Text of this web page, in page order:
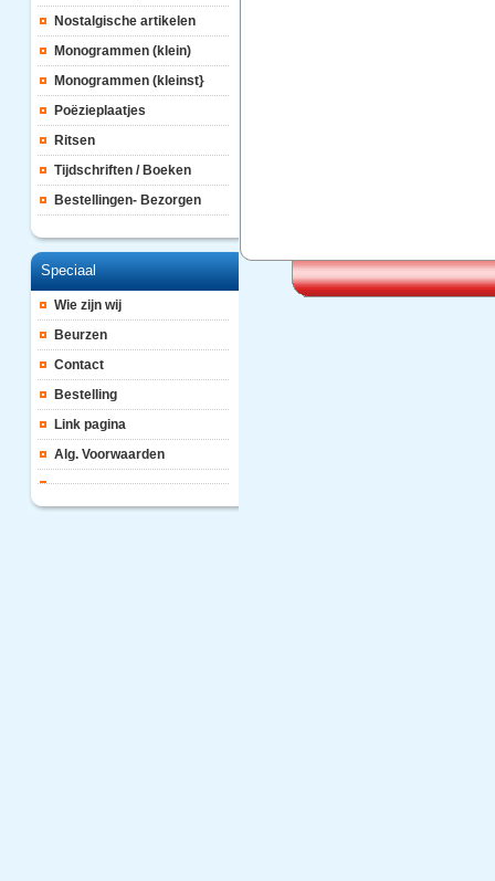
Nostalgische artikelen
Monogrammen (klein)
Monogrammen (kleinst}
Poëzieplaatjes
Ritsen
Tijdschriften / Boeken
Bestellingen- Bezorgen
Speciaal
Wie zijn wij
Beurzen
Contact
Bestelling
Link pagina
Alg. Voorwaarden